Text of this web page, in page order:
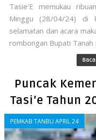
Tasie'E memukau
Minggu (28/04/24) di
selamatan dan acara
rombongan Bupati Tanah
Puncak
Tasi’e Tahun
PEMKAB TANBU APRIL 24